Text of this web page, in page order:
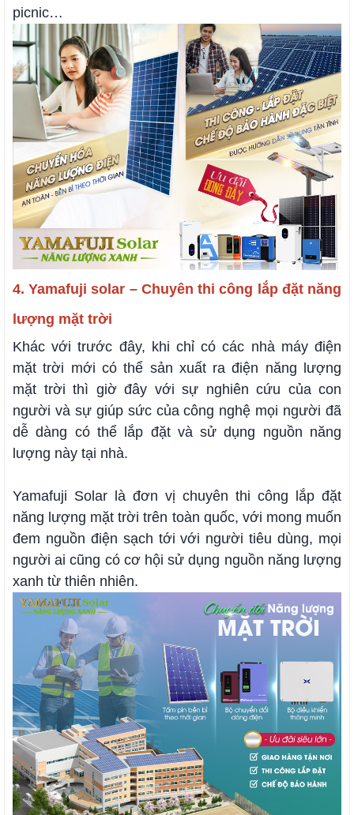
picnic…
4. Yamafuji solar – Chuyên thi công lắp đặt năng
lượng mặt trời
Khác với trước đây, khi chỉ có các nhà máy điện
mặt trời mới có thể sản xuất ra điện năng lượng
mặt trời thì giờ đây với sự nghiên cứu của con
người và sự giúp sức của công nghệ mọi người đã
dễ dàng có thể lắp đặt và sử dụng nguồn năng
lượng này tại nhà.
Yamafuji Solar là đơn vị chuyên thi công lắp đặt
năng lượng mặt trời trên toàn quốc, với mong muốn
đem nguồn điện sạch tới với người tiêu dùng, mọi
người ai cũng có cơ hội sử dụng nguồn năng lượng
xanh từ thiên nhiên.